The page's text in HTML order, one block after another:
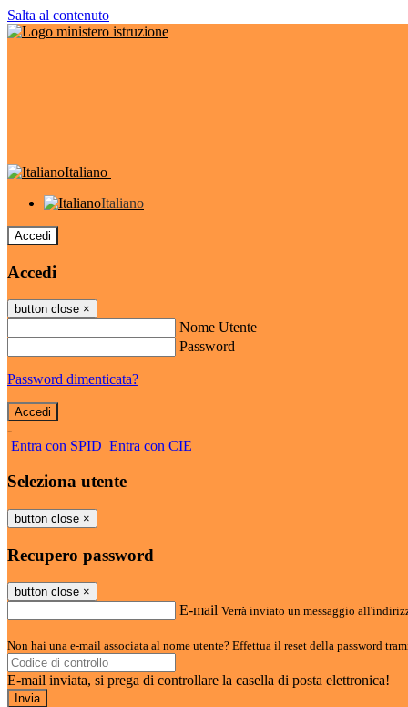
Salta al contenuto
Italiano
Italiano
Accedi
Accedi
button close ×
Nome Utente
Password
Password dimenticata?
-
Entra con SPID Entra con CIE
Seleziona utente
button close ×
Recupero password
button close ×
E-mail Verrà inviato un messaggio
Non hai una e-mail associata al nome utente? Effettua il reset della password
E-mail inviata, si prega di controllare la casella di posta elettronica!